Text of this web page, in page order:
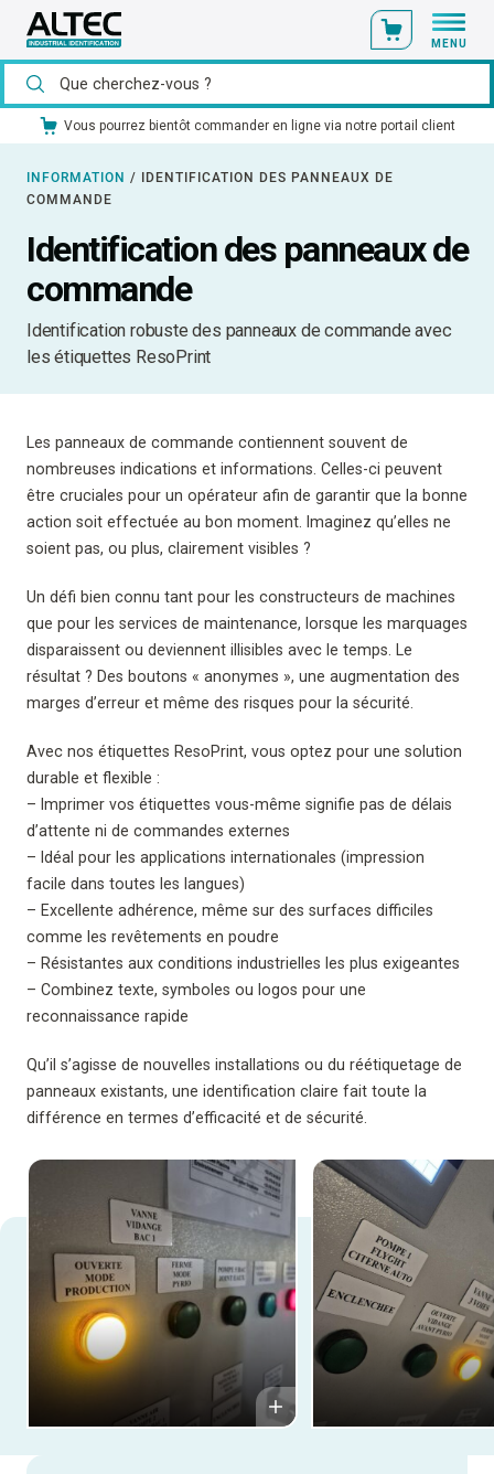
MENU
Notre matériel catalogue est disponible en stock
INFORMATION /
IDENTIFICATION DES PANNEAUX DE
COMMANDE
Identification des panneaux de
commande
Identification robuste des panneaux de commande avec
les étiquettes ResoPrint
Les panneaux de commande contiennent souvent de
nombreuses indications et informations. Celles-ci peuvent
être cruciales pour un opérateur afin de garantir que la bonne
action soit effectuée au bon moment. Imaginez qu’elles ne
soient pas, ou plus, clairement visibles ?
Un défi bien connu tant pour les constructeurs de machines
que pour les services de maintenance, lorsque les marquages
disparaissent ou deviennent illisibles avec le temps. Le
résultat ? Des boutons « anonymes », une augmentation des
marges d’erreur et même des risques pour la sécurité.
Avec nos étiquettes ResoPrint, vous optez pour une solution
durable et flexible :
– Imprimer vos étiquettes vous-même signifie pas de délais
d’attente ni de commandes externes
– Idéal pour les applications internationales (impression
facile dans toutes les langues)
– Excellente adhérence, même sur des surfaces difficiles
comme les revêtements en poudre
– Résistantes aux conditions industrielles les plus exigeantes
– Combinez texte, symboles ou logos pour une
reconnaissance rapide
Qu’il s’agisse de nouvelles installations ou du réétiquetage de
panneaux existants, une identification claire fait toute la
différence en termes d’efficacité et de sécurité.